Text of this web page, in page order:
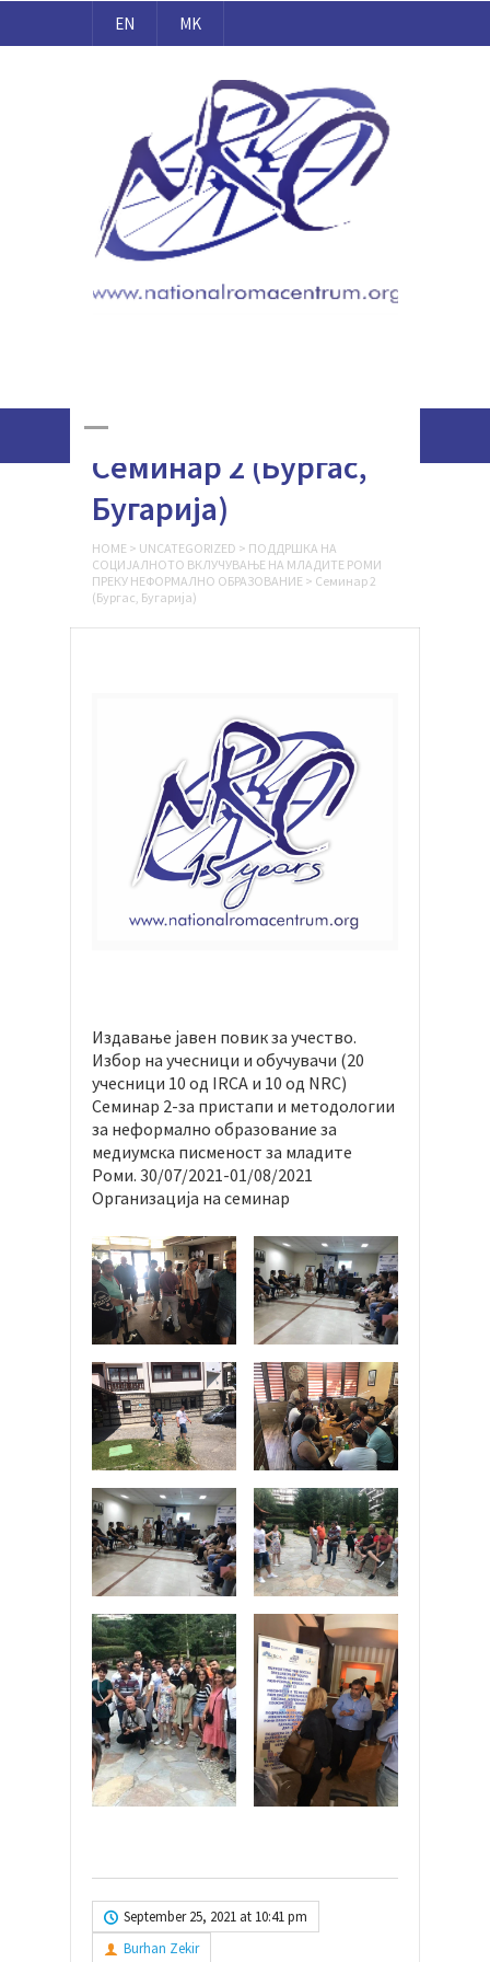
EN MK
Семинар 2 (Бургас,
Бугарија)
HOME > UNCATEGORIZED > ПОДДРШКА НА
СОЦИЈАЛНОТО ВКЛУЧУВАЊЕ НА МЛАДИТЕ РОМИ
ПРЕКУ НЕФОРМАЛНО ОБРАЗОВАНИЕ > Семинар 2
(Бургас, Бугарија)
Издавање јавен повик за учество.
Избор на учесници и обучувачи (20
учесници 10 од IRCA и 10 од NRC)
Семинар 2-за пристапи и методологии
за неформално образование за
медиумска писменост за младите
Роми. 30/07/2021-01/08/2021
Организација на семинар
September 25, 2021 at 10:41 pm
Burhan Zekir